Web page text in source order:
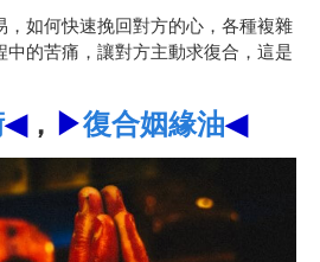
，如何快速挽回對方的心，各種複雜
中的苦痛，讓對方主動求復合，這是
◀， ▶復合姻緣油◀